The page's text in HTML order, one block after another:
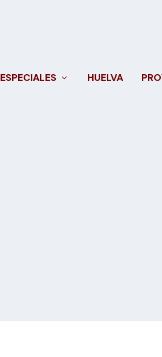
ESPECIALES HUELVA